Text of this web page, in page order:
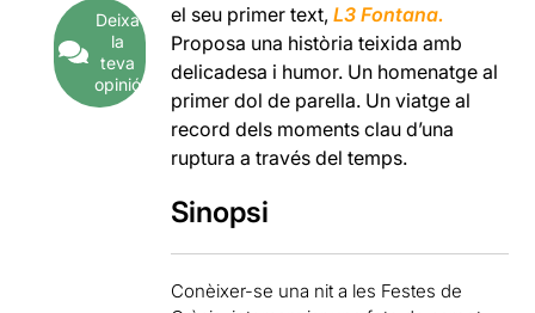
Deixa
la
teva
opinió
el seu primer text,L3 Fontana.
Proposa una història teixida amb
delicadesa i humor. Un homenatge al
primer dol de parella. Un viatge al
record dels moments clau d’una
ruptura a través del temps.
Sinopsi
Conèixer-se una nit a les Festes de